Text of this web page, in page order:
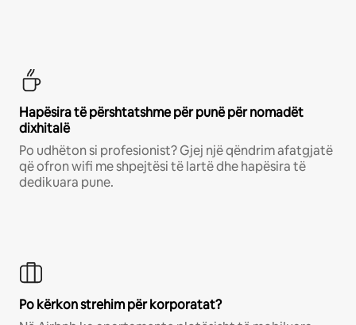
Hapësira të përshtatshme për punë për nomadët
dixhitalë
Po udhëton si profesionist? Gjej një qëndrim afatgjatë
që ofron wifi me shpejtësi të lartë dhe hapësira të
dedikuara pune.
Po kërkon strehim për korporatat?